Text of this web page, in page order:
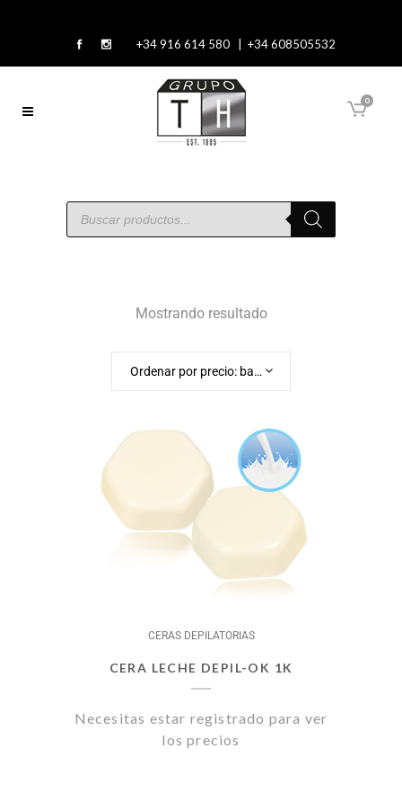
+34 916 614 580 | +34 608505532
0
Mostrando resultado
Ordenar por precio: bajo a alto
CERAS DEPILATORIAS
CERA LECHE DEPIL-OK 1K
Necesitas estar registrado para ver
los precios